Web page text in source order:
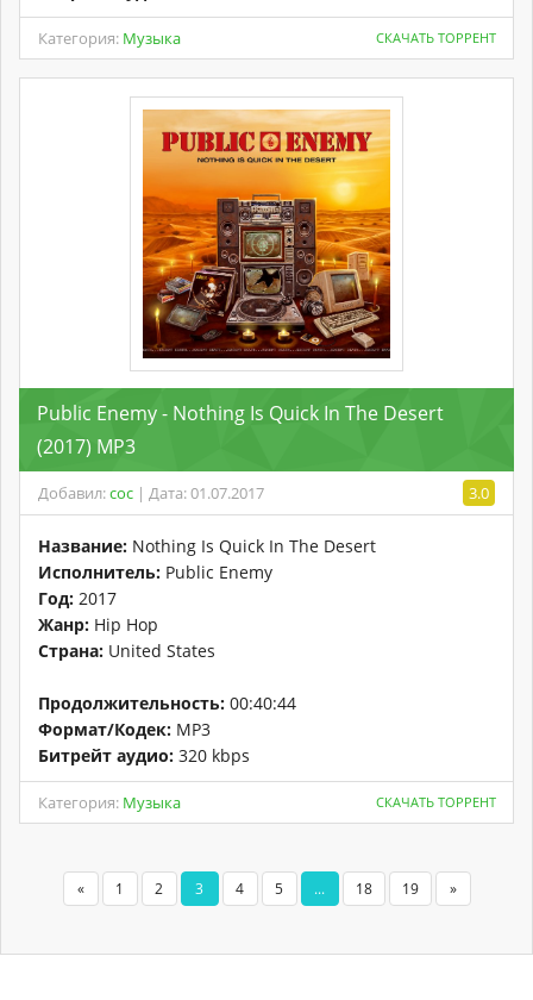
Категория: Музыка СКАЧАТЬ ТОРРЕНТ
Public Enemy - Nothing Is Quick In The Desert
(2017) MP3
Добавил:coc | Дата: 01.07.2017 3.0
Название: Nothing Is Quick In The Desert
Исполнитель: Public Enemy
Год: 2017
Жанр: Hip Hop
Страна: United States
Продолжительность: 00:40:44
Формат/Кодек: MP3
Битрейт аудио: 320 kbps
Категория: Музыка СКАЧАТЬ ТОРРЕНТ
« 1 2 3 4 5 ... 18 19 »